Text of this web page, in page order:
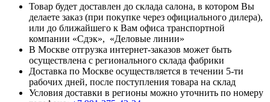
Товар будет доставлен до склада салона, в котором Вы
делаете заказ (при покупке через официального дилера),
или до ближайшего к Вам офиса транспортной
компании «Сдэк», «Деловые линии»
В Москве отгрузка интернет-заказов может быть
осуществлена с регионального склада фабрики
Доставка по Москве осуществляется в течении 5-ти
рабочих дней, после поступления товара на склад
Условия доставки в регионы можно уточнить по номеру